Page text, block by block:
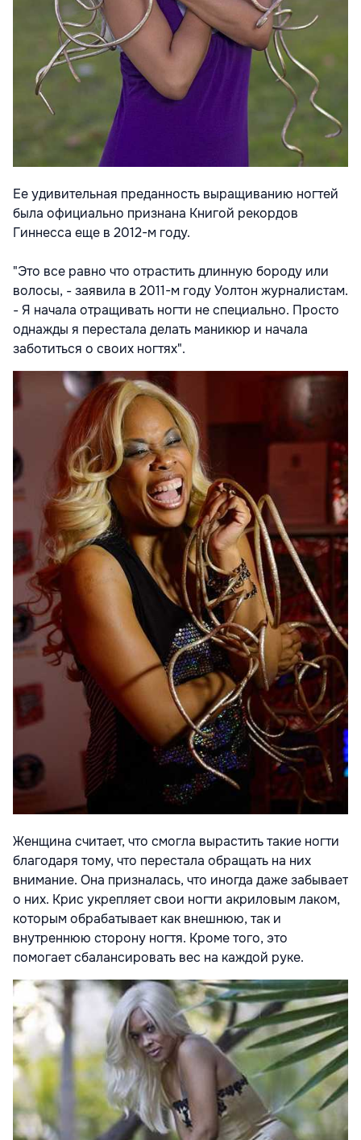
Ее удивительная преданность выращиванию ногтей
была официально признана Книгой рекордов
Гиннесса еще в 2012-м году.
"Это все равно что отрастить длинную бороду или
волосы, - заявила в 2011-м году Уолтон журналистам.
- Я начала отращивать ногти не специально. Просто
однажды я перестала делать маникюр и начала
заботиться о своих ногтях".
Женщина считает, что смогла вырастить такие ногти
благодаря тому, что перестала обращать на них
внимание. Она призналась, что иногда даже забывает
о них. Крис укрепляет свои ногти акриловым лаком,
которым обрабатывает как внешнюю, так и
внутреннюю сторону ногтя. Кроме того, это
помогает сбалансировать вес на каждой руке.